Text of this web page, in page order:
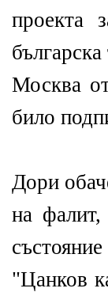
проекта
Москва
било
Дори
на
"Цанков